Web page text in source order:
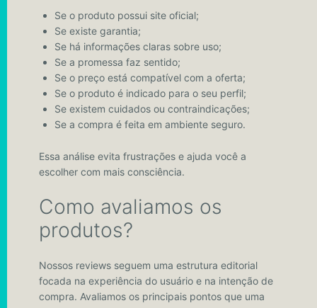
Se o produto possui site oficial;
Se existe garantia;
Se há informações claras sobre uso;
Se a promessa faz sentido;
Se o preço está compatível com a oferta;
Se o produto é indicado para o seu perfil;
Se existem cuidados ou contraindicações;
Se a compra é feita em ambiente seguro.
Essa análise evita frustrações e ajuda você a
escolher com mais consciência.
Como avaliamos os
produtos?
Nossos reviews seguem uma estrutura editorial
focada na experiência do usuário e na intenção de
compra. Avaliamos os principais pontos que uma